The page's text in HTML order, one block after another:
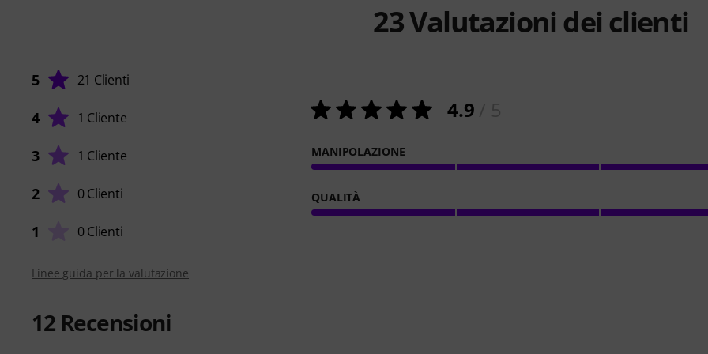
23Valutazioni dei clienti
5 21 Clienti
4 1 Cliente
3 1 Cliente
2 0 Clienti
1 0 Clienti
4.9
MANIPOLAZIONE
QUALITÀ
Linee guida per la valutazione
12 Recensioni